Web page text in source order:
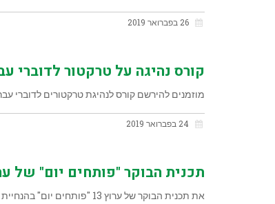
קורס נהיגה על טרקטור לדוברי
מוזמנים להירשם קורס לנהיגת טרקטורים לדוברי עברית. מועד הקורס: 31/3/19 בשעה: 16:00 בבית ירח. נא להכין
תכנית הבוקר "פותחים יום" של ערוץ 13 מארחת את אבי אייזנברג מנכ"ל
את תכנית הבוקר של ערוץ 13 "פותחים יום" בהנחיית יעל בר זוהר ואלעד זוהר פתחו עם אייטם שמוקדש כולו לאבוקדו.